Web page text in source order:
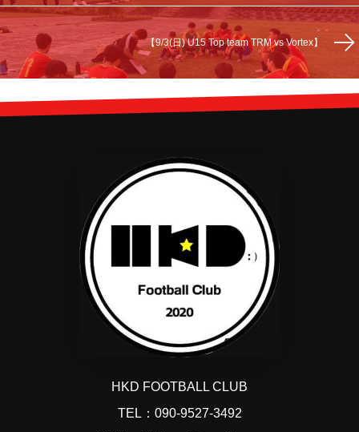
【9/3(日) U15 Top team TRM vs Vortex】
HKD FOOTBALL CLUB
TEL：090-9527-3492